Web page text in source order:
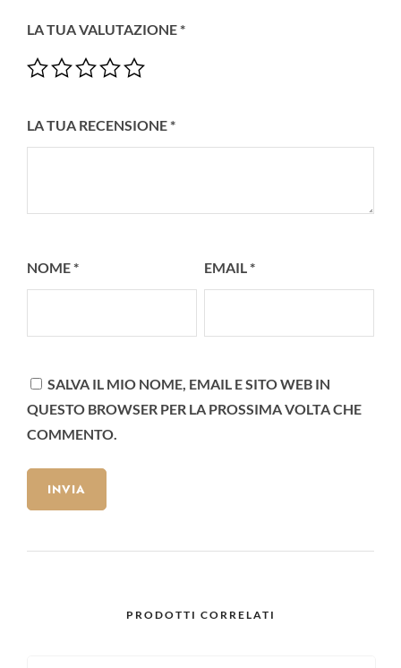
LA TUA VALUTAZIONE*
LA TUA RECENSIONE*
NOME* EMAIL*
SALVA IL MIO NOME, EMAIL E SITO WEB IN
QUESTO BROWSER PER LA PROSSIMA VOLTA CHE
COMMENTO.
PRODOTTI CORRELATI